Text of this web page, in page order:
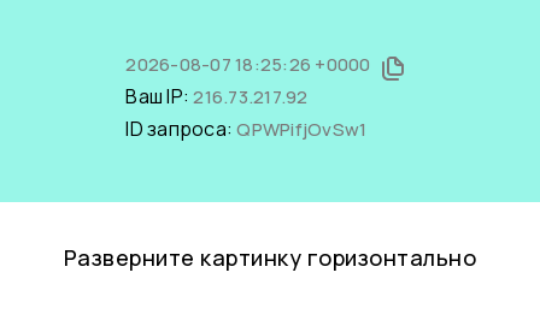
2026-08-07 18:25:26 +0000
Ваш IP:216.73.217.92
ID запроса:QPWPifjOvSw1
Разверните картинку горизонтально